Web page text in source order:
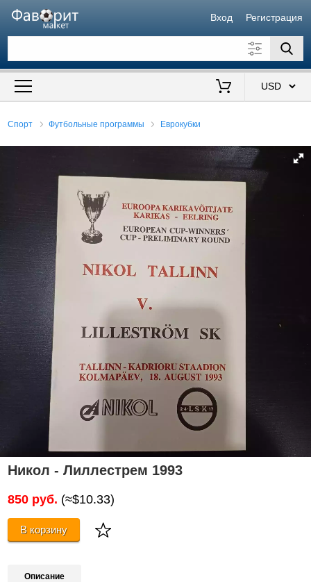
Вход Регистрация
Искать также в описании
Спорт Футбольные программы Еврокубки
Никол - Лиллестрем 1993
850 руб. (≈$10.33)
В корзину
Описание